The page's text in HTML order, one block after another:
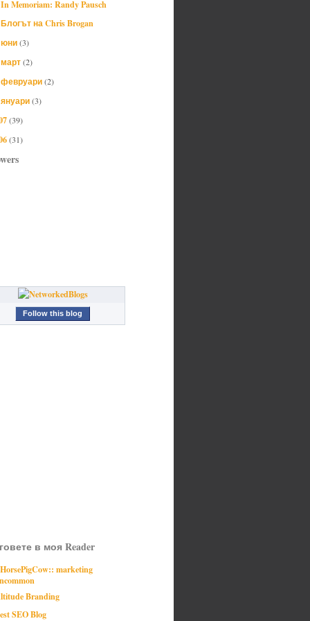
In Memoriam: Randy Pausch
Блогът на Chris Brogan
юни(3)
март(2)
февруари(2)
януари(3)
(39)
(31)
Follow this blog
в моя Reader
marketing
Branding
SEO Blog